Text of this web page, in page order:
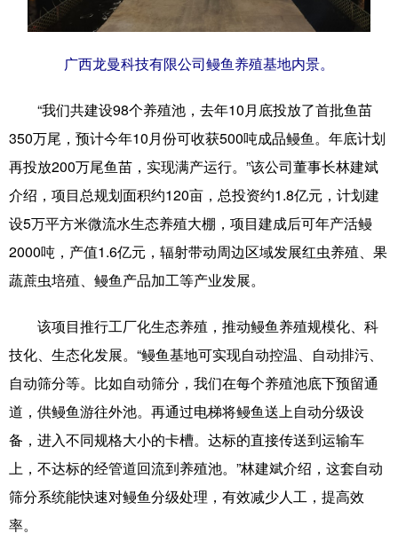
广西龙曼科技有限公司鳗鱼养殖基地内景。
“我们共建设98个养殖池，去年10月底投放了首批鱼苗
350万尾，预计今年10月份可收获500吨成品鳗鱼。年底计划
再投放200万尾鱼苗，实现满产运行。”该公司董事长林建斌
介绍，项目总规划面积约120亩，总投资约1.8亿元，计划建
设5万平方米微流水生态养殖大棚，项目建成后可年产活鳗
2000吨，产值1.6亿元，辐射带动周边区域发展红虫养殖、果
蔬蔗虫培殖、鳗鱼产品加工等产业发展。
该项目推行工厂化生态养殖，推动鳗鱼养殖规模化、科
技化、生态化发展。“鳗鱼基地可实现自动控温、自动排污、
自动筛分等。比如自动筛分，我们在每个养殖池底下预留通
道，供鳗鱼游往外池。再通过电梯将鳗鱼送上自动分级设
备，进入不同规格大小的卡槽。达标的直接传送到运输车
上，不达标的经管道回流到养殖池。”林建斌介绍，这套自动
筛分系统能快速对鳗鱼分级处理，有效减少人工，提高效
率。